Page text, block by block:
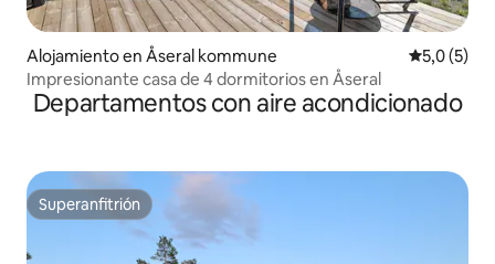
Alojamiento en Åseral kommune
5,0 (5)
Impresionante casa de 4 dormitorios en Åseral
Departamentos con aire acondicionado
Superanfitrión
Superanfitrión